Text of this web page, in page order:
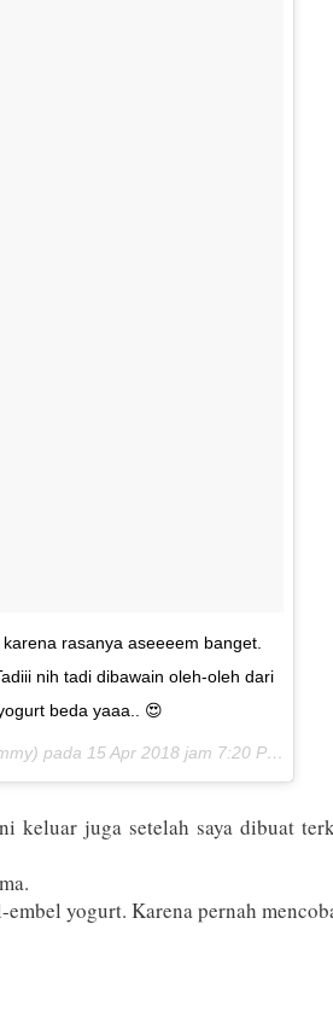
rasanya aseeeem banget.
nih tadi dibawain oleh-oleh dari
beda yaaa.. 😍
pada 15 Apr 2018 jam 7:20 PDT
keluar juga setelah saya dibuat
yogurt. Karena pernah